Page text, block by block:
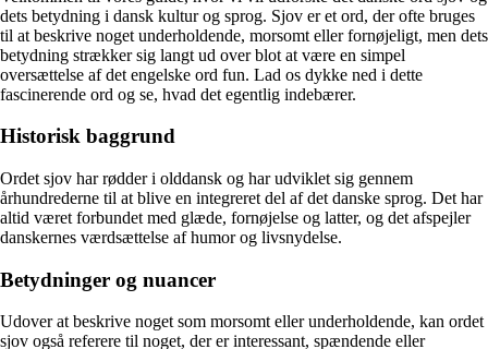
dets betydning i dansk kultur og sprog. Sjov er et ord, der ofte bruges
til at beskrive noget underholdende, morsomt eller fornøjeligt, men dets
betydning strækker sig langt ud over blot at være en simpel
oversættelse af det engelske ord fun. Lad os dykke ned i dette
fascinerende ord og se, hvad det egentlig indebærer.
Historisk baggrund
Ordet sjov har rødder i olddansk og har udviklet sig gennem
århundrederne til at blive en integreret del af det danske sprog. Det har
altid været forbundet med glæde, fornøjelse og latter, og det afspejler
danskernes værdsættelse af humor og livsnydelse.
Betydninger og nuancer
Udover at beskrive noget som morsomt eller underholdende, kan ordet
sjov også referere til noget, der er interessant, spændende eller